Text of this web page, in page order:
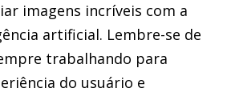
imagens incríveis com a
artificial. Lembre-se de
trabalhando para
do usuário e